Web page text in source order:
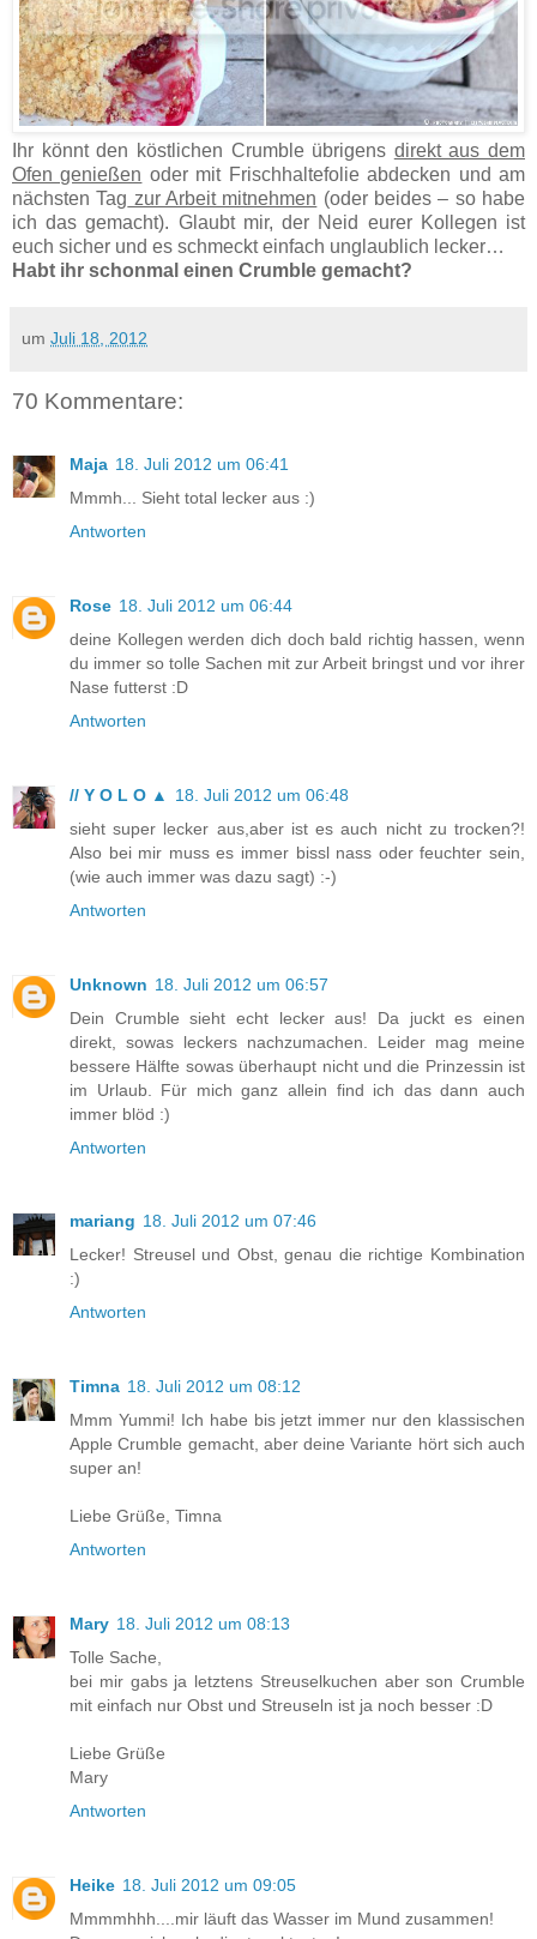
Ihr könnt den köstlichen Crumble übrigens direkt aus dem
Ofen genießen oder mit Frischhaltefolie abdecken und am
nächsten Tag zur Arbeit mitnehmen (oder beides – so habe
ich das gemacht). Glaubt mir, der Neid eurer Kollegen ist
euch sicher und es schmeckt einfach unglaublich lecker…
Habt ihr schonmal einen Crumble gemacht?
um Juli 18, 2012
70 Kommentare:
Maja 18. Juli 2012 um 06:41
Mmmh... Sieht total lecker aus :)
Antworten
Rose 18. Juli 2012 um 06:44
deine Kollegen werden dich doch bald richtig hassen, wenn
du immer so tolle Sachen mit zur Arbeit bringst und vor ihrer
Nase futterst :D
Antworten
// Y O L O ▲
18. Juli 2012 um 06:48
sieht super lecker aus,aber ist es auch nicht zu trocken?!
Also bei mir muss es immer bissl nass oder feuchter sein,
(wie auch immer was dazu sagt) :-)
Antworten
Unknown 18. Juli 2012 um 06:57
Dein Crumble sieht echt lecker aus! Da juckt es einen
direkt, sowas leckers nachzumachen. Leider mag meine
bessere Hälfte sowas überhaupt nicht und die Prinzessin ist
im Urlaub. Für mich ganz allein find ich das dann auch
immer blöd :)
Antworten
mariang 18. Juli 2012 um 07:46
Lecker! Streusel und Obst, genau die richtige Kombination
:)
Antworten
Timna 18. Juli 2012 um 08:12
Mmm Yummi! Ich habe bis jetzt immer nur den klassischen
Apple Crumble gemacht, aber deine Variante hört sich auch
super an!
Liebe Grüße, Timna
Antworten
Mary 18. Juli 2012 um 08:13
Tolle Sache,
bei mir gabs ja letztens Streuselkuchen aber son Crumble
mit einfach nur Obst und Streuseln ist ja noch besser :D
Liebe Grüße
Mary
Antworten
Heike 18. Juli 2012 um 09:05
Mmmmhhh....mir läuft das Wasser im Mund zusammen!